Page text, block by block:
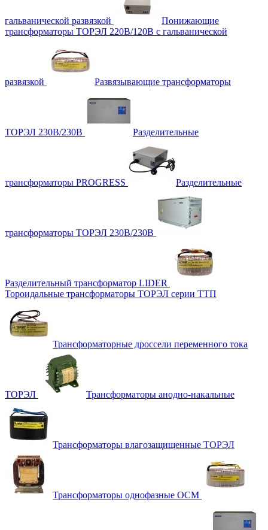
гальванической развязкой
Понижающие
трансформаторы ТОРЭЛ 220В/120В с гальванической
развязкой Развязывающие трансформаторы
ТОРЭЛ 230В/230В Разделительные
трансформаторы PROGRESS Разделительные
трансформаторы ТОРЭЛ 230В/230В
Разделительный трансформатор LIDER
Тороидальные трансформаторы ТОРЭЛ серии ТТП
Трансформаторные дроссели переменного тока
ТОРЭЛ Трансформаторы анодно-накальные
Трансформаторы влагозащищенные ТОРЭЛ
Трансформаторы однофазные ОСМ